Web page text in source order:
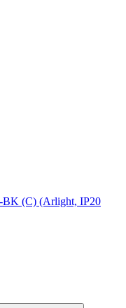
(C) (Arlight, IP20